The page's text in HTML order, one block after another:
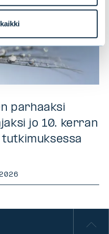
parhaaksi
jo 10. kerran